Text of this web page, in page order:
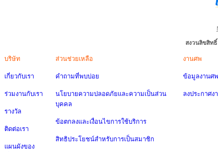
สงวนลิขสิท
บริษัท
เกี่ยวกับเรา
ร่วมงานกับเรา
รางวัล
ติดต่อเรา
แผนผังของ
ส่วนช่วยเหลือ
คำถามที่พบบ่อย
นโยบายความปลอดภัยและความเป็นส่วน
บุคคล
ข้อตกลงและเงื่อนไขการใช้บริการ
สิทธิประโยชน์สำหรับการเป็นสมาชิก
งานศพ
ข้อมูลงานศพ
ลงประกาศง